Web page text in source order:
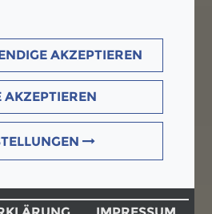
AKZEPTIEREN
AKZEPTIEREN